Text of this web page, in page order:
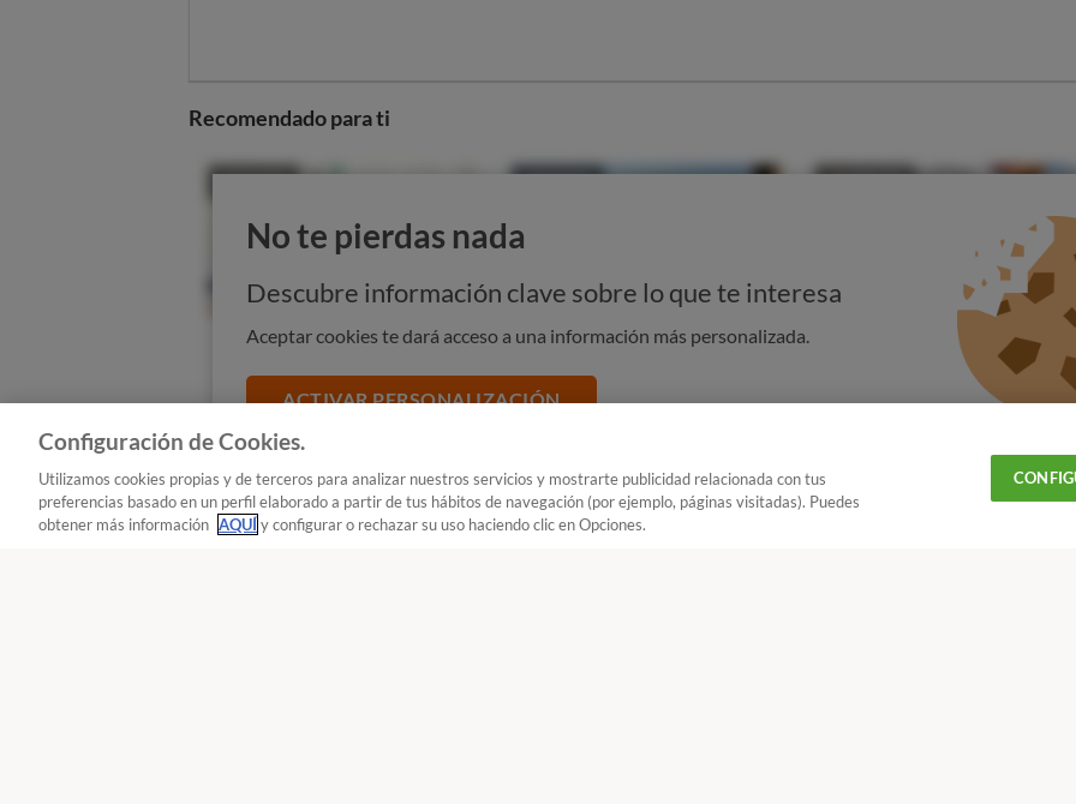
Recomendado para ti
No te pierdas nada
Descubre información clave sobre lo que te interesa
Aceptar cookies te dará acceso a una información más personalizada.
ACTIVAR PERSONALIZACIÓN
Seguir
Seguir- Teléfono y smartphone Añadir OCU en tus fuentes favoritas de Google
Configuración de Cookies.
Utilizamos cookies propias y de terceros para analizar nuestros servicios y mostrarte publicidad relacionada con tus
preferencias basado en un perfil elaborado a partir de tus hábitos de navegación (por ejemplo, páginas visitadas). Puedes
obtener más información AQUÍy configurar o rechazar su uso haciendo clic en Opciones.